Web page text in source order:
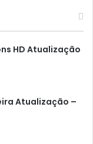
HD Atualização
Atualização –